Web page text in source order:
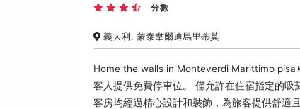
分數
義大利, 蒙泰韋爾迪馬里蒂莫
Home the walls in Monteverdi Marittimo pisa
客人提供免費停車位。 僅允許在住宿指定的
客房均經過精心設計和裝飾，為旅客提供舒